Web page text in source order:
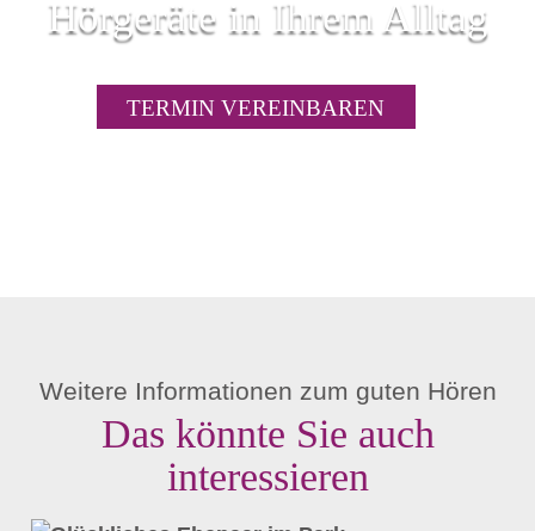
Hörgeräte in Ihrem Alltag
TERMIN VEREINBAREN
Weitere Informationen zum guten Hören
Das könnte Sie auch
interessieren